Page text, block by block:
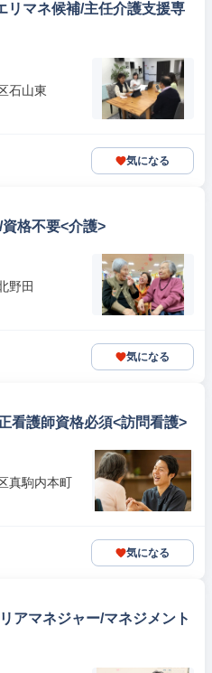
リマネ候補/主任介護支援専
石山東
気になる
格不要<介護>
野田
気になる
看護師資格必須<訪問看護>
真駒内本町
気になる
アマネジャー/マネジメント